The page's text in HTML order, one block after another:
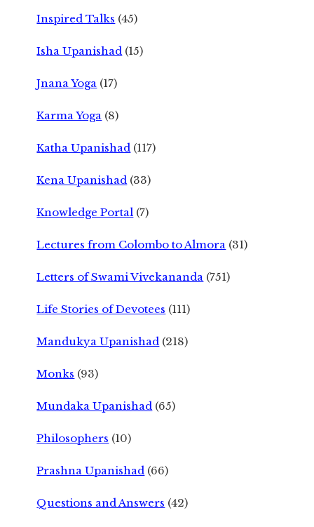
Inspired Talks (45)
Isha Upanishad (15)
Jnana Yoga (17)
Karma Yoga (8)
Katha Upanishad (117)
Kena Upanishad (33)
Knowledge Portal (7)
Lectures from Colombo to Almora (31)
Letters of Swami Vivekananda (751)
Life Stories of Devotees (111)
Mandukya Upanishad (218)
Monks (93)
Mundaka Upanishad (65)
Philosophers (10)
Prashna Upanishad (66)
Questions and Answers (42)